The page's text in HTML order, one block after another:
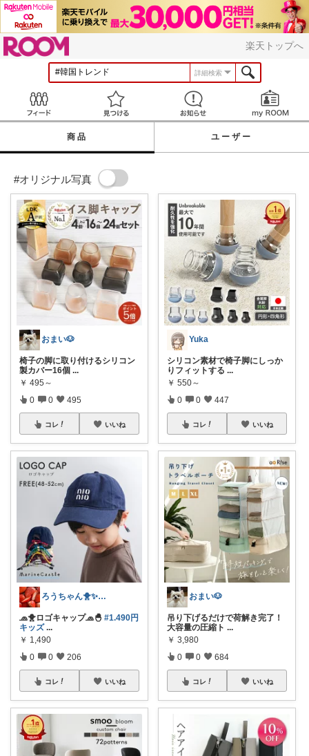
楽天トップへ
詳細検索
見つける お知らせ
商品 ユーザー
#オリジナル写真
おまい🐶
椅子の脚に取り付けるシリコン
製カバー16個 ...
￥ 495～
0 0 495
コレ いいね
ろうちゃん🐥✨フォロワー様から購入💖
🧢🐥ロゴキャップ🧢🐣 #1.490円
キッズ ...
￥ 1,490
0 0 206
コレ いいね
Yuka
シリコン素材で椅子脚にしっか
りフィットする ...
￥ 550～
0 0 447
コレ いいね
おまい🐶
吊り下げるだけで荷解き完了！
大容量の圧縮ト ...
￥ 3,980
0 0 684
コレ いいね